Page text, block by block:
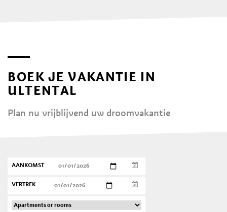
BOEK JE VAKANTIE IN
ULTENTAL
Plan nu vrijblijvend uw droomvakantie
AANKOMST
VERTREK